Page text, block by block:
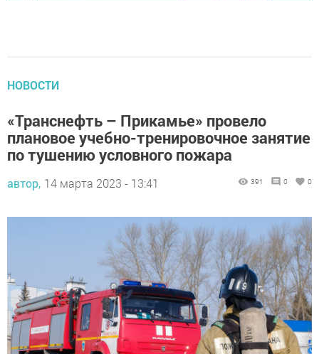
«Транснефть – Прикамье» провело
плановое учебно-тренировочное занятие
по тушению условного пожара